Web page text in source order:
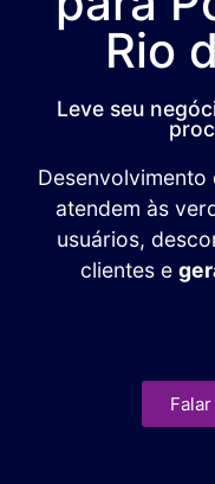
Rio
Leve seu
Desenvolvimento
atendem às
usuários,
clientes e